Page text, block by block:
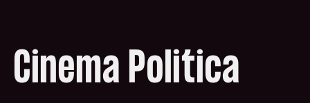
Cinema Politica